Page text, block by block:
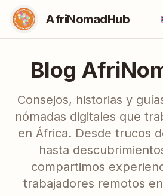
AfriNomadHub
Blog
Consejos, historias y
nómadas digitales que
en África. Desde trucos
hasta
compartimos
trabajadores remotos